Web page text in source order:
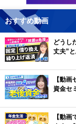
おすすめ動画
どうし
丈夫”
【動画
資金セ
【動画